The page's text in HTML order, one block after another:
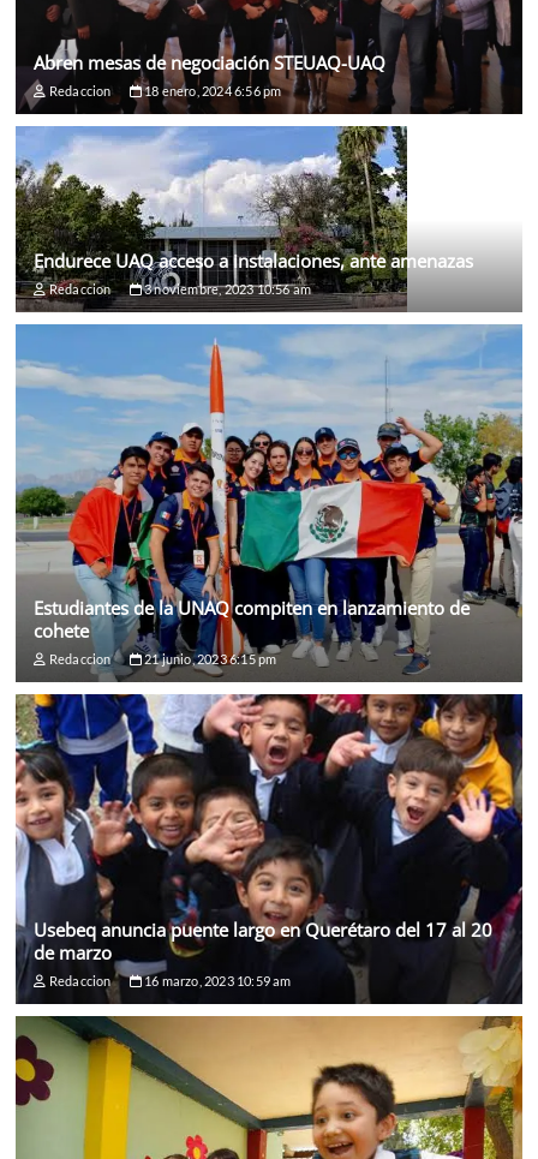
Abren mesas de negociación STEUAQ-UAQ
Redaccion 18 enero, 2024 6:56 pm
Endurece UAQ acceso a instalaciones, ante amenazas
Redaccion 3 noviembre, 2023 10:56 am
Estudiantes de la UNAQ compiten en lanzamiento de
cohete
Redaccion 21 junio, 2023 6:15 pm
Usebeq anuncia puente largo en Querétaro del 17 al 20
de marzo
Redaccion 16 marzo, 2023 10:59 am